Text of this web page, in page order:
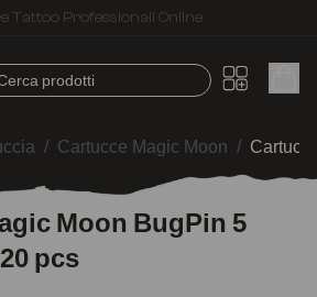
– Prodotti selezionati per tatuatori
prodotti
/ Cartucce Magic Moon /
Moon BugPin 5
pcs